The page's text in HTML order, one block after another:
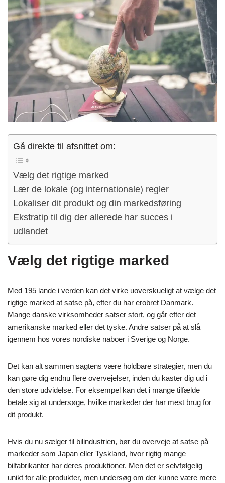
Gå direkte til afsnittet om:
Vælg det rigtige marked
Lær de lokale (og internationale) regler
Lokaliser dit produkt og din markedsføring
Ekstratip til dig der allerede har succes i
udlandet
Vælg det rigtige marked
Med 195 lande i verden kan det virke uoverskueligt at vælge det
rigtige marked at satse på, efter du har erobret Danmark.
Mange danske virksomheder satser stort, og går efter det
amerikanske marked eller det tyske. Andre satser på at slå
igennem hos vores nordiske naboer i Sverige og Norge.
Det kan alt sammen sagtens være holdbare strategier, men du
kan gøre dig endnu flere overvejelser, inden du kaster dig ud i
den store udvidelse. For eksempel kan det i mange tilfælde
betale sig at undersøge, hvilke markeder der har mest brug for
dit produkt.
Hvis du nu sælger til bilindustrien, bør du overveje at satse på
markeder som Japan eller Tyskland, hvor rigtig mange
bilfabrikanter har deres produktioner. Men det er selvfølgelig
unikt for alle produkter, men undersøg om der kunne være mere